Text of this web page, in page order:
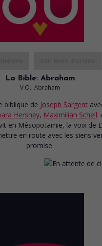
La Bible: Abraham
V.O.: Abraham
biblique de Joseph Sargent
Hershey, Maximilian Schell.
en Mésopotamie, la voix de
en route avec les siens
promise.